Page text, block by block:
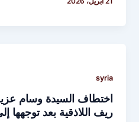
syria
اختطاف السيدة وسام
ريف اللاذقية بعد توجهها